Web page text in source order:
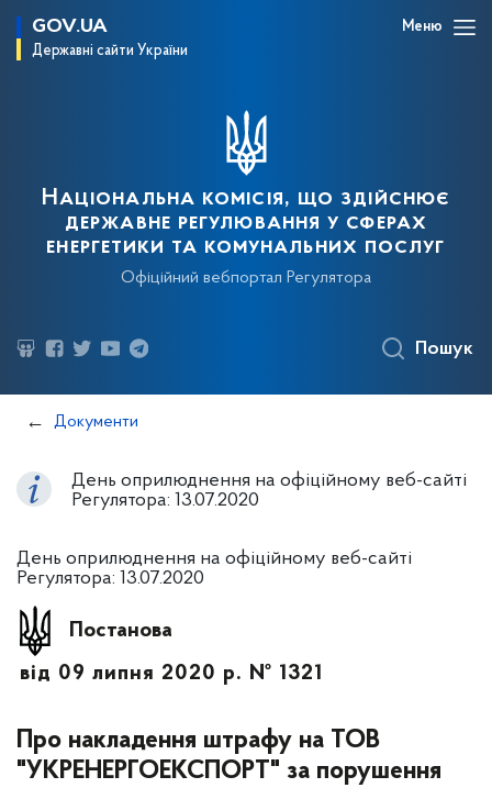
GOV.UA
Державні сайти України
Меню
Національна комісія, що здійснює
державне регулювання у сферах
енергетики та комунальних послуг
Офіційний вебпортал Регулятора
Пошук
Документи
День оприлюднення на офіційному веб-сайті
Регулятора: 13.07.2020
День оприлюднення на офіційному веб-сайті
Регулятора: 13.07.2020
Постанова
від 09 липня 2020 р. № 1321
Про накладення штрафу на ТОВ
"УКРЕНЕРГОЕКСПОРТ" за порушення